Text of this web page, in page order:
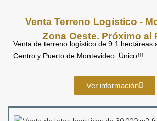
Venta Terreno Logístico -
Zona Oeste. Próximo al
Venta de terreno logístico de 9.1 hectáreas
Centro y Puerto de Montevideo. Único!!!
Ver información